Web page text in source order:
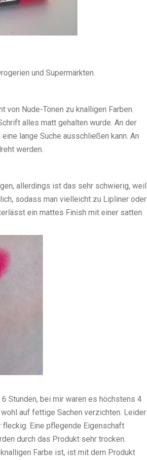
und Supermärkten.
Nude-Tönen zu knalligen Farben.
alles matt gehalten wurde. An der
lange Suche ausschließen kann. An
werden.
allerdings ist das sehr schwierig, weil
sodass man vielleicht zu Lipliner oder
ein mattes Finish mit einer satten
Stunden, bei mir waren es höchstens 4
auf fettige Sachen verzichten. Leider
fleckig. Eine pflegende Eigenschaft
durch das Produkt sehr trocken.
Farbe ist, ist mit dem Produkt